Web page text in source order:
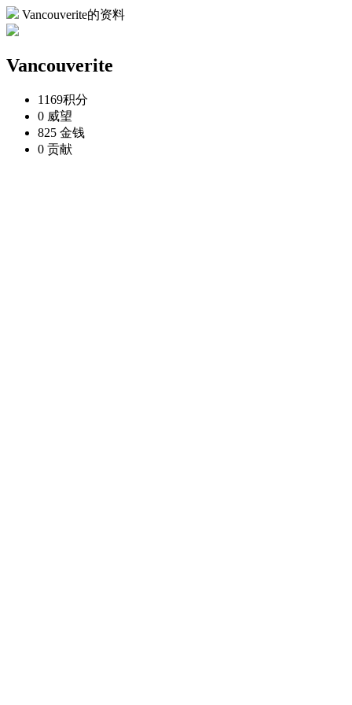
Vancouverite的资料
Vancouverite
1169积分
0 威望
825 金钱
0 贡献